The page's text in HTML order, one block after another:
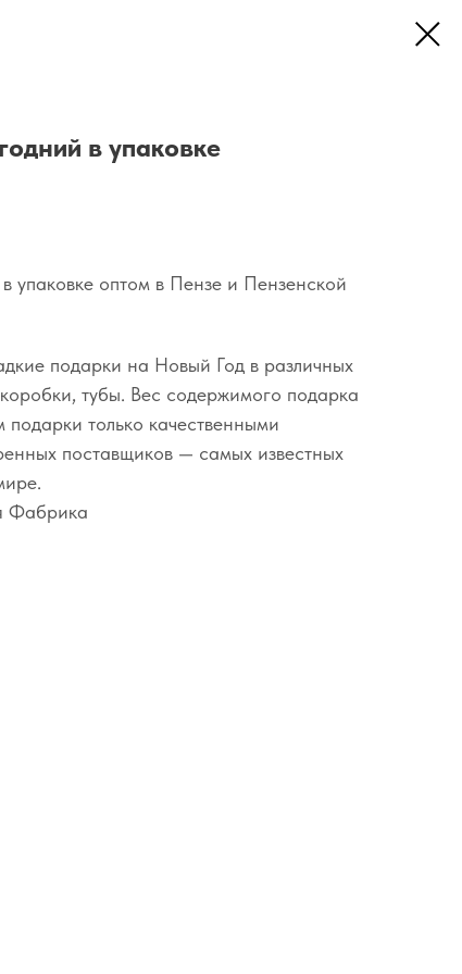
в упаковке
упаковке оптом в Пензе и Пензенской
подарки на Новый Год в различных
тубы. Вес содержимого подарка
только качественными
поставщиков — самых известных
Фабрика